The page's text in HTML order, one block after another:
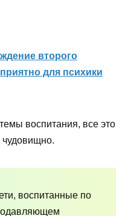
второго
для психики
воспитания, все это
чудовищно.
воспитанные по